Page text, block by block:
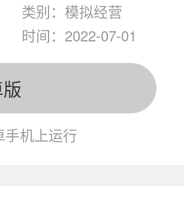
类别：模拟经营
时间：2022-07-01
机上运行